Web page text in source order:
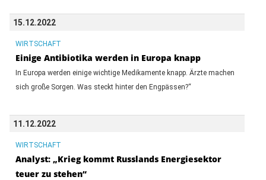
15.12.2022
WIRTSCHAFT
Einige Antibiotika werden in Europa knapp
In Europa werden einige wichtige Medikamente knapp. Ärzte machen
sich große Sorgen. Was steckt hinter den Engpässen?“
11.12.2022
WIRTSCHAFT
Analyst: „Krieg kommt Russlands Energiesektor
teuer zu stehen“